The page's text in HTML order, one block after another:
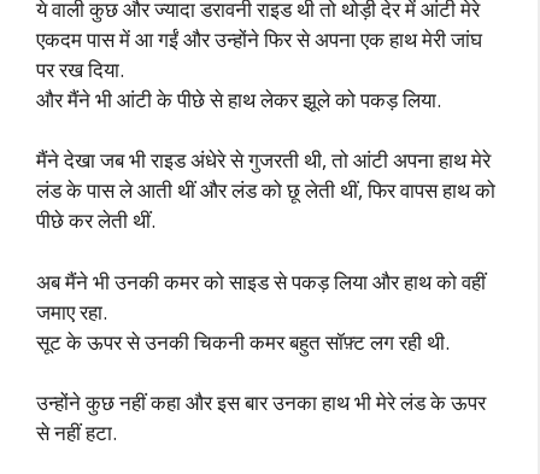
ये वाली कुछ और ज्यादा डरावनी राइड थी तो थोड़ी देर में आंटी मेरे
एकदम पास में आ गईं और उन्होंने फिर से अपना एक हाथ मेरी जांघ
पर रख दिया.
और मैंने भी आंटी के पीछे से हाथ लेकर झूले को पकड़ लिया.
मैंने देखा जब भी राइड अंधेरे से गुजरती थी, तो आंटी अपना हाथ मेरे
लंड के पास ले आती थीं और लंड को छू लेती थीं, फिर वापस हाथ को
पीछे कर लेती थीं.
अब मैंने भी उनकी कमर को साइड से पकड़ लिया और हाथ को वहीं
जमाए रहा.
सूट के ऊपर से उनकी चिकनी कमर बहुत सॉफ़्ट लग रही थी.
उन्होंने कुछ नहीं कहा और इस बार उनका हाथ भी मेरे लंड के ऊपर
से नहीं हटा.